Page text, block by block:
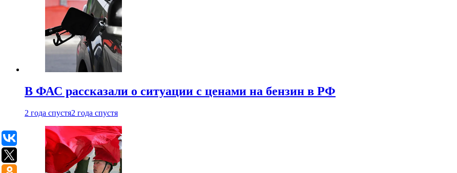
В ФАС рассказали о ситуации с ценами на бензин в РФ
2 года спустя2 года спустя